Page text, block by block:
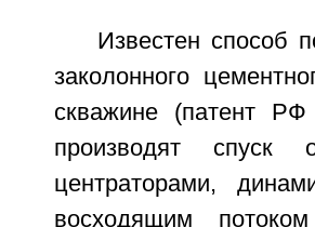
Известен способ
заколонного
скважине (патент
производят спуск
центраторами,
восходящим